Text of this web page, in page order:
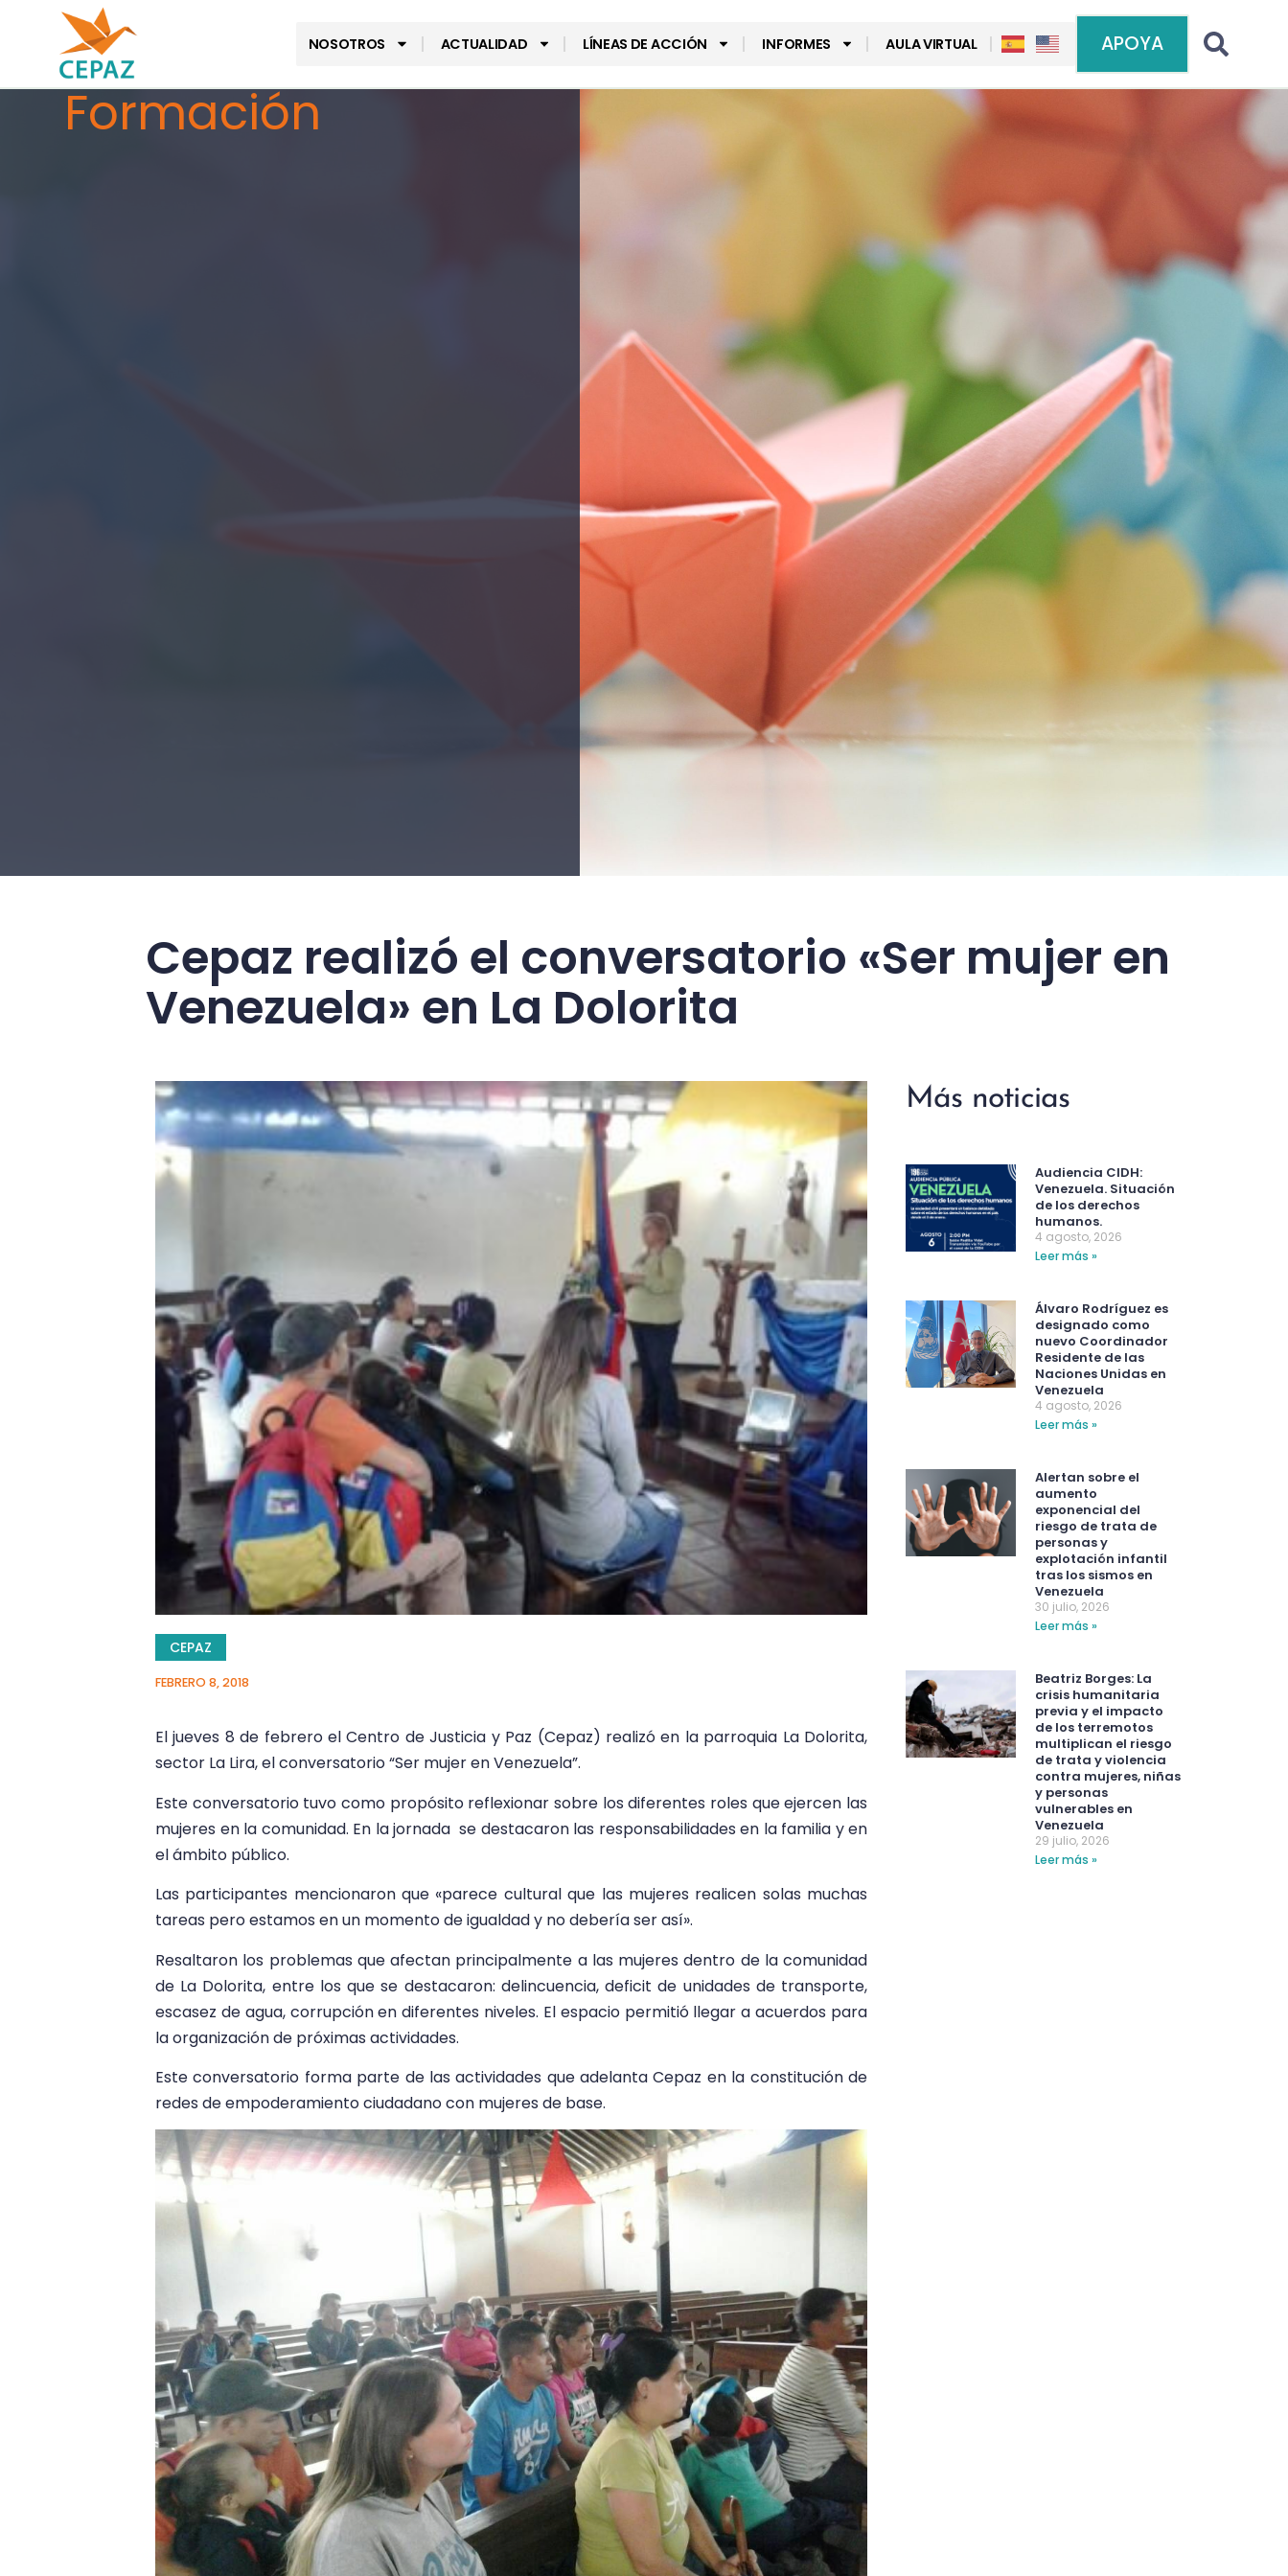
NOSOTROS ACTUALIDAD LÍNEAS DE ACCIÓN INFORMES AULA VIRTUAL APOYA
Formación
Cepaz realizó el conversatorio «Ser mujer en
Venezuela» en La Dolorita
CEPAZ
FEBRERO 8, 2018
El jueves 8 de febrero el Centro de Justicia y Paz (Cepaz) realizó en la parroquia La Dolorita,
sector La Lira, el conversatorio “Ser mujer en Venezuela”.
Este conversatorio tuvo como propósito reflexionar sobre los diferentes roles que ejercen las
mujeres en la comunidad. En la jornada se destacaron las responsabilidades en la familia y en
el ámbito público.
Las participantes mencionaron que «parece cultural que las mujeres realicen solas muchas
tareas pero estamos en un momento de igualdad y no debería ser así».
Resaltaron los problemas que afectan principalmente a las mujeres dentro de la comunidad
de La Dolorita, entre los que se destacaron: delincuencia, deficit de unidades de transporte,
escasez de agua, corrupción en diferentes niveles. El espacio permitió llegar a acuerdos para
la organización de próximas actividades.
Este conversatorio forma parte de las actividades que adelanta Cepaz en la constitución de
redes de empoderamiento ciudadano con mujeres de base.
Más noticias
Audiencia CIDH:
Venezuela. Situación
de los derechos
humanos.
4 agosto, 2026
Leer más »
Álvaro Rodríguez es
designado como
nuevo Coordinador
Residente de las
Naciones Unidas en
Venezuela
4 agosto, 2026
Leer más »
Alertan sobre el
aumento
exponencial del
riesgo de trata de
personas y
explotación infantil
tras los sismos en
Venezuela
30 julio, 2026
Leer más »
Beatriz Borges: La
crisis humanitaria
previa y el impacto
de los terremotos
multiplican el riesgo
de trata y violencia
contra mujeres, niñas
y personas
vulnerables en
Venezuela
29 julio, 2026
Leer más »